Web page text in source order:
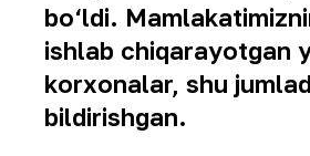
bo‘ldi.
ishlab chiqarayotgan
korxonalar, shu
bildirishgan.